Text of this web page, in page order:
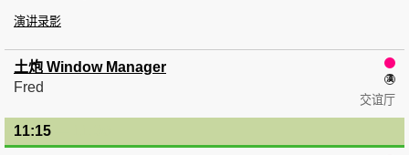
演讲录影
土炮 Window Manager
交谊厅
Fred
11:15